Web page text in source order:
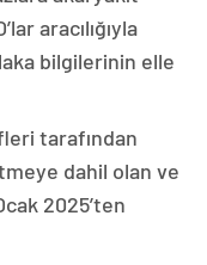
aracılığıyla
bilgilerinin elle
tarafından
dahil olan ve
2025’ten